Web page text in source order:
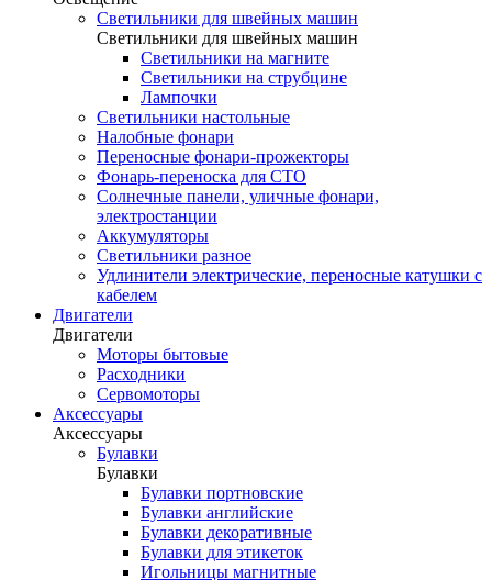
Светильники для швейных машин
Светильники для швейных машин
Светильники на магните
Светильники на струбцине
Лампочки
Светильники настольные
Налобные фонари
Переносные фонари-прожекторы
Фонарь-переноска для СТО
Солнечные панели, уличные фонари,
электростанции
Аккумуляторы
Светильники разное
Удлинители электрические, переносные катушки с
кабелем
Двигатели
Двигатели
Моторы бытовые
Расходники
Сервомоторы
Аксессуары
Аксессуары
Булавки
Булавки
Булавки портновские
Булавки английские
Булавки декоративные
Булавки для этикеток
Игольницы магнитные